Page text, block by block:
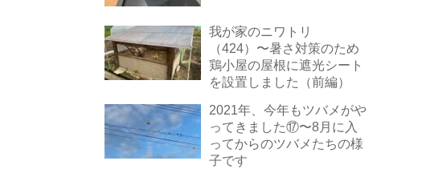
我が家のニワトリ
（424）〜暑さ対策のため
鶏小屋の屋根に遮光シート
を設置しました（前編）
2021年、今年もツバメがや
ってきました⑰〜8月に入
ってからのツバメたちの様
子です